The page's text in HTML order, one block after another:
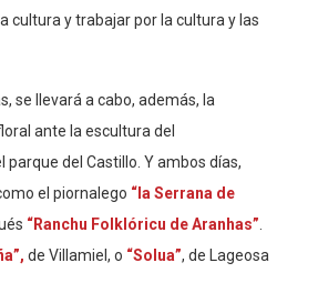
cultura y trabajar por la cultura y las
se llevará a cabo, además, la
ante la escultura del
parque del Castillo. Y ambos días,
el piornalego “la Serrana de
“Ranchu Folklóricu de Aranhas”.
de Villamiel, o “Solua”, de Lageosa